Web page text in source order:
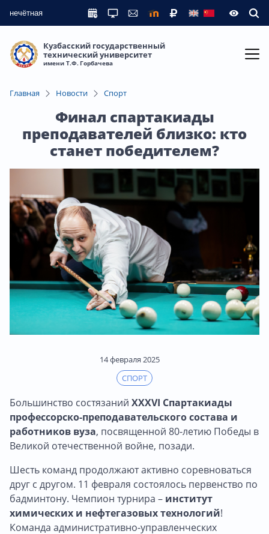
нечётная
Кузбасский государственный
технический университет
имени Т.Ф. Горбачева
Главная Новости Спорт
Финал спартакиады
преподавателей близко: кто
станет победителем?
14 февраля 2025
СПОРТ
Большинство состязаний XXXVI Спартакиады
профессорско-преподавательского состава и
работников вуза, посвященной 80-летию Победы в
Великой отечественной войне, позади.
Шесть команд продолжают активно соревноваться
друг с другом. 11 февраля состоялось первенство по
бадминтону. Чемпион турнира – институт
химических и нефтегазовых технологий!
Команда административно-управленческих